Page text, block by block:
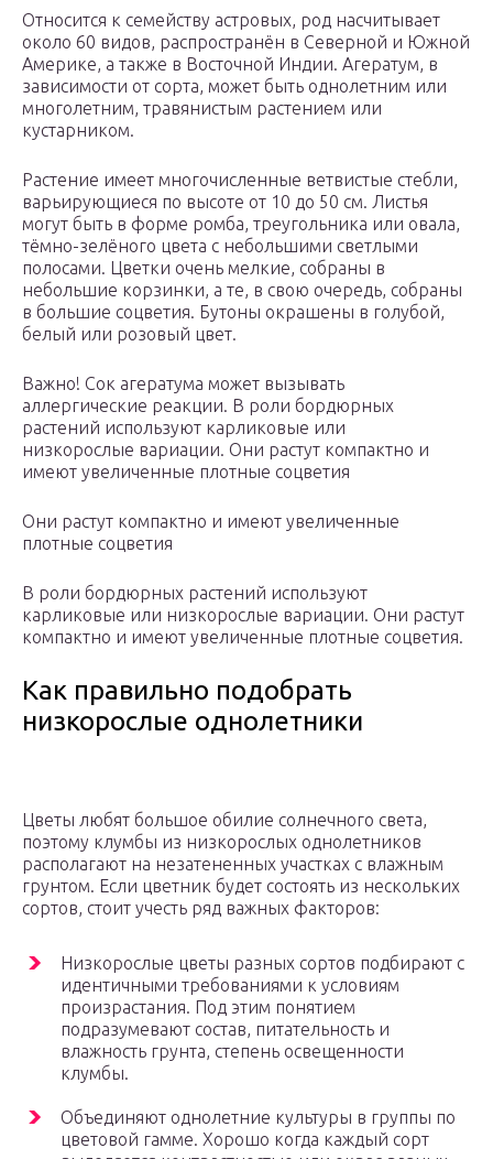
Относится к семейству астровых, род насчитывает
около 60 видов, распространён в Северной и Южной
Америке, а также в Восточной Индии. Агератум, в
зависимости от сорта, может быть однолетним или
многолетним, травянистым растением или
кустарником.
Растение имеет многочисленные ветвистые стебли,
варьирующиеся по высоте от 10 до 50 см. Листья
могут быть в форме ромба, треугольника или овала,
тёмно-зелёного цвета с небольшими светлыми
полосами. Цветки очень мелкие, собраны в
небольшие корзинки, а те, в свою очередь, собраны
в большие соцветия. Бутоны окрашены в голубой,
белый или розовый цвет.
Важно! Сок агератума может вызывать
аллергические реакции. В роли бордюрных
растений используют карликовые или
низкорослые вариации. Они растут компактно и
имеют увеличенные плотные соцветия
Они растут компактно и имеют увеличенные
плотные соцветия
В роли бордюрных растений используют
карликовые или низкорослые вариации. Они растут
компактно и имеют увеличенные плотные соцветия.
Как правильно подобрать
низкорослые однолетники
Цветы любят большое обилие солнечного света,
поэтому клумбы из низкорослых однолетников
располагают на незатененных участках с влажным
грунтом. Если цветник будет состоять из нескольких
сортов, стоит учесть ряд важных факторов:
Низкорослые цветы разных сортов подбирают с
идентичными требованиями к условиям
произрастания. Под этим понятием
подразумевают состав, питательность и
влажность грунта, степень освещенности
клумбы.
Объединяют однолетние культуры в группы по
цветовой гамме. Хорошо когда каждый сорт